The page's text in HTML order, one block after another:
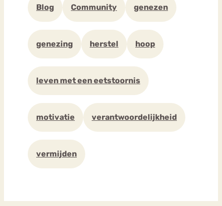
Blog Community genezen
genezing herstel hoop
leven met een eetstoornis
motivatie verantwoordelijkheid
vermijden